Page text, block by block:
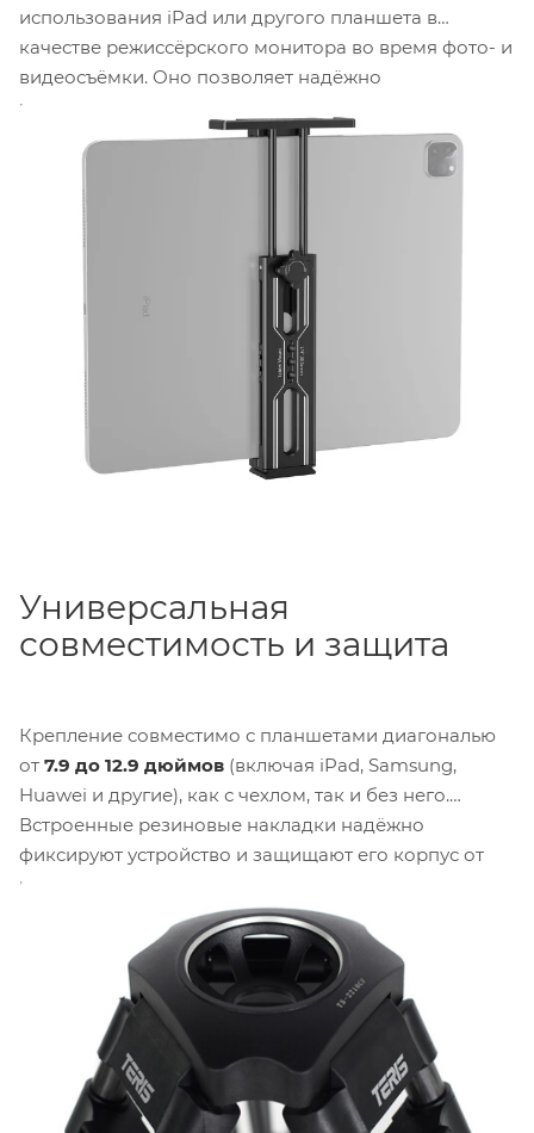
использования iPad или другого планшета в
качестве режиссёрского монитора во время фото- и
видеосъёмки. Оно позволяет надёжно
зафиксировать планшет на штативе, камере или
другом оборудовании, предоставляя удобный
большой экран для контроля кадра и параметров.
Универсальная
совместимость и защита
Крепление совместимо с планшетами диагональю
от 7.9 до 12.9 дюймов (включая iPad, Samsung,
Huawei и другие), как с чехлом, так и без него.
Встроенные резиновые накладки надёжно
фиксируют устройство и защищают его корпус от
царапин. Для планшетов диагональю
доступна только горизонтальная ориентация.